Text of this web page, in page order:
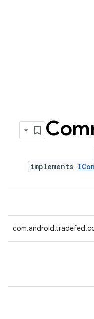
implements